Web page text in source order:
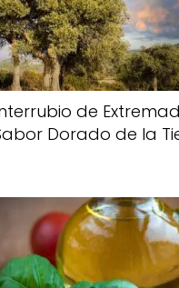
de
Dorado de la